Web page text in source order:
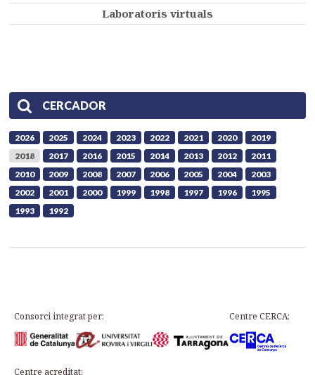
Laboratoris virtuals
CERCADOR
2026 2025 2024 2023 2022 2021 2020
2019
2018
2017 2016 2015 2014 2013 2012
2011
2010
2009 2008 2007 2006 2005 2004
2003
2002
2001 2000 1999 1998 1997 1996
1995
1993
1992
Consorci integrat per: Centre CERCA:
Centre acreditat: